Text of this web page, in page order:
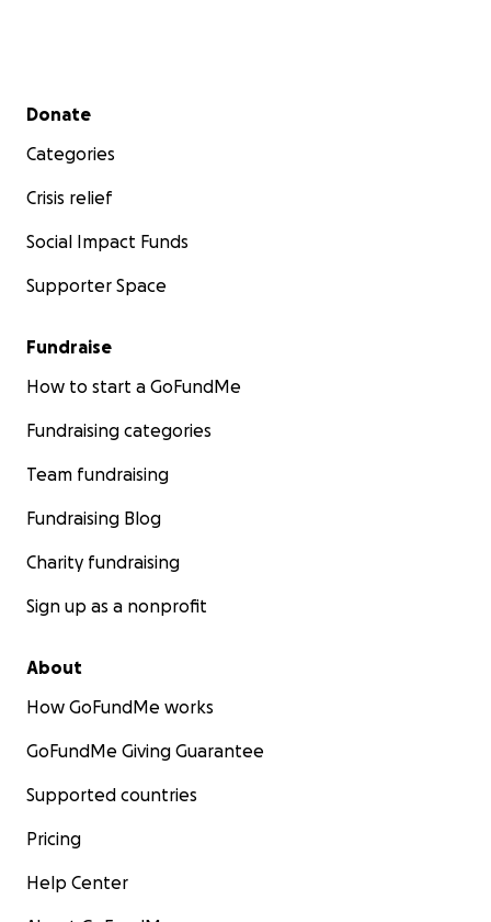
Secondary menu
Donate
Categories
Crisis relief
Social Impact Funds
Supporter Space
Fundraise
How to start a GoFundMe
Fundraising categories
Team fundraising
Fundraising Blog
Charity fundraising
Sign up as a nonprofit
About
How GoFundMe works
GoFundMe Giving Guarantee
Supported countries
Pricing
Help Center